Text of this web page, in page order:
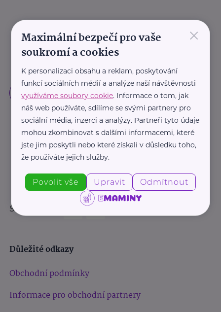
Sledujte nás:
Důležité odkazy
Obchodní podmínky
Informace pro obchodní partnery
×
Maximální bezpečí pro vaše
soukromí a cookies
K personalizaci obsahu a reklam, poskytování
funkcí sociálních médií a analýze naší návštěvnosti
využíváme soubory cookie. Informace o tom, jak
náš web používáte, sdílíme se svými partnery pro
sociální média, inzerci a analýzy. Partneři tyto údaje
mohou zkombinovat s dalšími informacemi, které
jste jim poskytli nebo které získali v důsledku toho,
že používáte jejich služby.
Povolit vše Upravit Odmítnout